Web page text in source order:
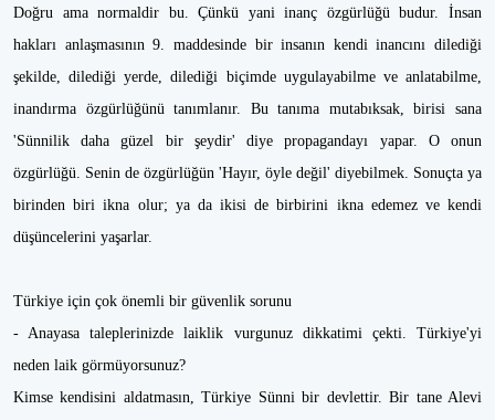
Doğru ama normaldir bu. Çünkü yani inanç özgürlüğü budur. İnsan
hakları anlaşmasının 9. maddesinde bir insanın kendi inancını dilediği
şekilde, dilediği yerde, dilediği biçimde uygulayabilme ve anlatabilme,
inandırma özgürlüğünü tanımlanır. Bu tanıma mutabıksak, birisi sana
'Sünnilik daha güzel bir şeydir' diye propagandayı yapar. O onun
özgürlüğü. Senin de özgürlüğün 'Hayır, öyle değil' diyebilmek. Sonuçta ya
birinden biri ikna olur; ya da ikisi de birbirini ikna edemez ve kendi
düşüncelerini yaşarlar.
Türkiye için çok önemli bir güvenlik sorunu
- Anayasa taleplerinizde laiklik vurgunuz dikkatimi çekti. Türkiye'yi
neden laik görmüyorsunuz?
Kimse kendisini aldatmasın, Türkiye Sünni bir devlettir. Bir tane Alevi